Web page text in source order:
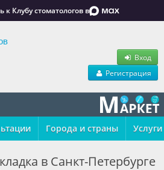
к Клубу стоматологов в
Вход
Регистрация
Города и страны Услуги
в Санкт-Петербурге